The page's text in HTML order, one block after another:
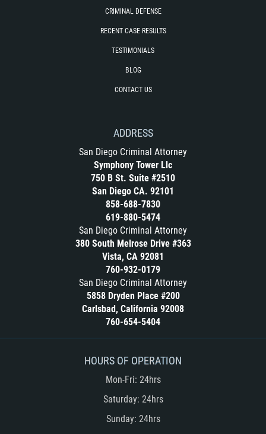
CRIMINAL DEFENSE
RECENT CASE RESULTS
TESTIMONIALS
BLOG
CONTACT US
ADDRESS
San Diego Criminal Attorney
Symphony Tower Llc
750 B St. Suite #2510
San Diego CA. 92101
858-688-7830
619-880-5474
San Diego Criminal Attorney
380 South Melrose Drive #363
Vista, CA 92081
760-932-0179
San Diego Criminal Attorney
5858 Dryden Place #200
Carlsbad, California 92008
760-654-5404
HOURS OF OPERATION
Mon-Fri: 24hrs
Saturday: 24hrs
Sunday: 24hrs